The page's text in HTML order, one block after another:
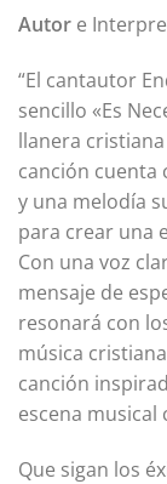
Autor e
“El cantautor
sencillo «Es
llanera
canción
y una melodía
para crear una
Con una voz
mensaje de
resonará con
música
canción
escena musical
Que sigan los